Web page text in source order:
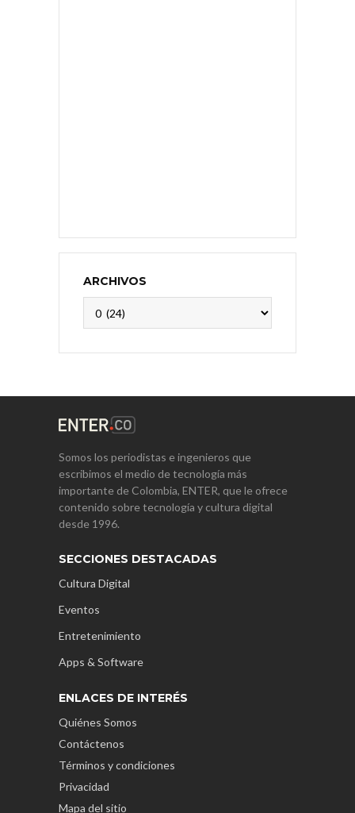
ARCHIVOS
Somos los periodistas e ingenieros que
escribimos el medio de tecnología más
importante de Colombia, ENTER, que le ofrece
contenido sobre tecnología y cultura digital
desde 1996.
SECCIONES DESTACADAS
Cultura Digital
Eventos
Entretenimiento
Apps & Software
ENLACES DE INTERÉS
Quiénes Somos
Contáctenos
Términos y condiciones
Privacidad
Mapa del sitio